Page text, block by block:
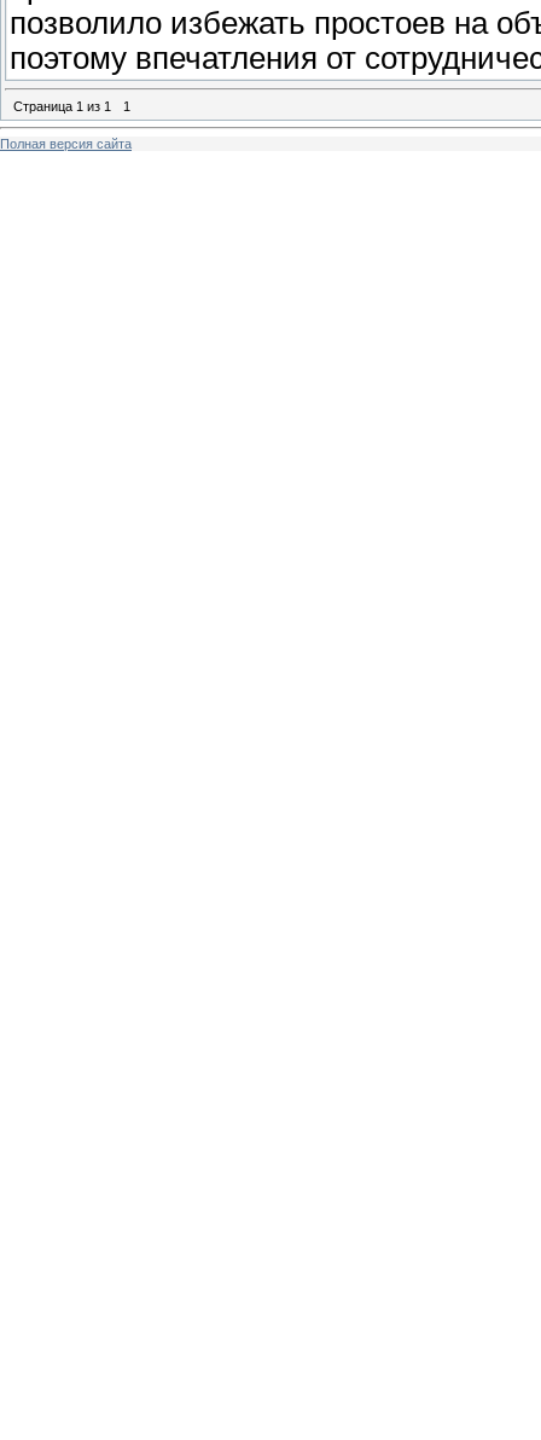
позволило избежать простоев на
поэтому впечатления от
Страница 1 из 1 1
Полная версия сайта